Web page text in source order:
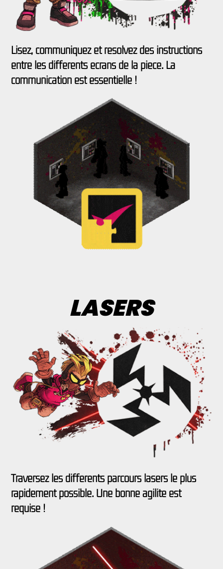
Lisez, communiquez et résolvez des instructions
entre les différents écrans de la pièce. La
communication est essentielle !
LASERS
Traversez les différents parcours lasers le plus
rapidement possible. Une bonne agilité est
requise !